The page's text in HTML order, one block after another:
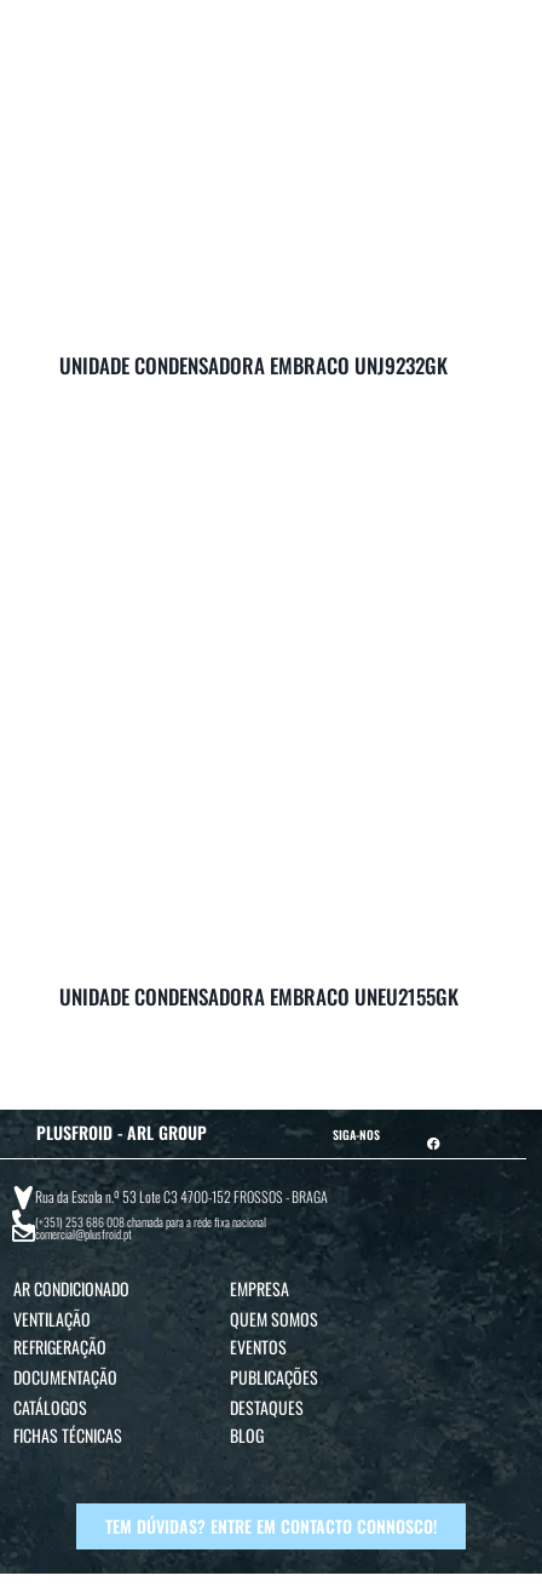
UNIDADE CONDENSADORA EMBRACO UNJ9232GK
UNIDADE CONDENSADORA EMBRACO UNEU2155GK
PLUSFROID - ARL GROUP SIGA-NOS
Rua da Escola n.º 53 Lote C3 4700-152 FROSSOS - BRAGA
(+351) 253 686 008chamada para a rede fixa nacional
comercial@plusfroid.pt
AR CONDICIONADO
VENTILAÇÃO
REFRIGERAÇÃO
EMPRESA
QUEM SOMOS
EVENTOS
DOCUMENTAÇÃO
CATÁLOGOS
FICHAS TÉCNICAS
PUBLICAÇÕES
DESTAQUES
BLOG
TEM DÚVIDAS? ENTRE EM CONTACTO CONNOSCO!